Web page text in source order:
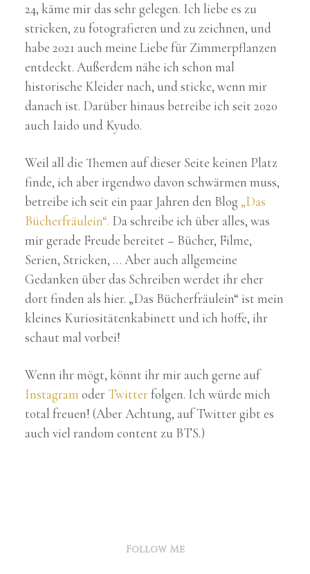
24, käme mir das sehr gelegen. Ich liebe es zu
stricken, zu fotografieren und zu zeichnen, und
habe 2021 auch meine Liebe für Zimmerpflanzen
entdeckt. Außerdem nähe ich schon mal
historische Kleider nach, und sticke, wenn mir
danach ist. Darüber hinaus betreibe ich seit 2020
auch Iaido und Kyudo.
Weil all die Themen auf dieser Seite keinen Platz
finde, ich aber irgendwo davon schwärmen muss,
betreibe ich seit ein paar Jahren den Blog „Das
Bücherfräulein“. Da schreibe ich über alles, was
mir gerade Freude bereitet – Bücher, Filme,
Serien, Stricken, … Aber auch allgemeine
Gedanken über das Schreiben werdet ihr eher
dort finden als hier. „Das Bücherfräulein“ ist mein
kleines Kuriositätenkabinett und ich hoffe, ihr
schaut mal vorbei!
Wenn ihr mögt, könnt ihr mir auch gerne auf
Instagram oder Twitterfolgen. Ich würde mich
total freuen! (Aber Achtung, auf Twitter gibt es
auch viel random content zu BTS.)
Follow Me